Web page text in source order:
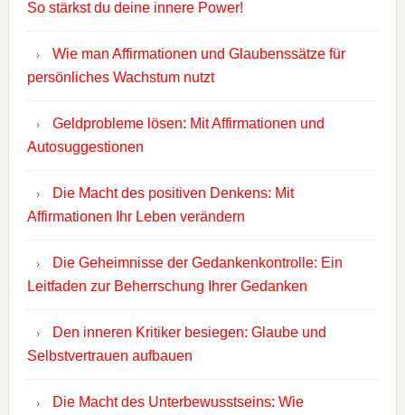
So stärkst du deine innere Power!
Wie man Affirmationen und Glaubenssätze für
persönliches Wachstum nutzt
Geldprobleme lösen: Mit Affirmationen und
Autosuggestionen
Die Macht des positiven Denkens: Mit
Affirmationen Ihr Leben verändern
Die Geheimnisse der Gedankenkontrolle: Ein
Leitfaden zur Beherrschung Ihrer Gedanken
Den inneren Kritiker besiegen: Glaube und
Selbstvertrauen aufbauen
Die Macht des Unterbewusstseins: Wie